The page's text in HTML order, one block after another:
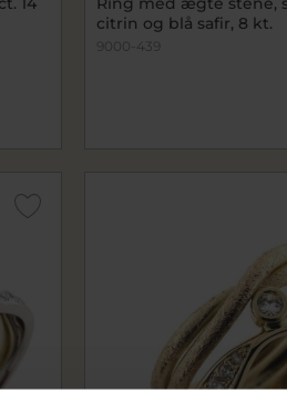
citrin og blå safir, 8 kt.
9000-439